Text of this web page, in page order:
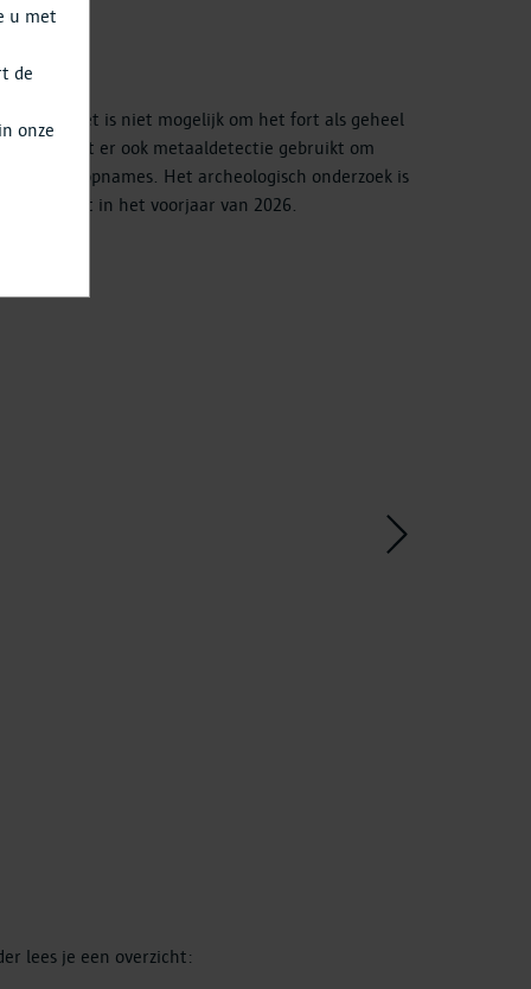
groot. Het is niet mogelijk om het fort als geheel
wordt er ook metaaldetectie gebruikt om
luchtopnames. Het archeologisch onderzoek is
door tot in het voorjaar van 2026.
>
lees je een overzicht:
u met
de
onze